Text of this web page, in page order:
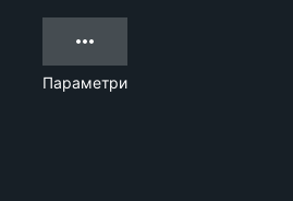
Параметри